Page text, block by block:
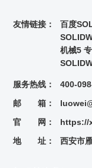
友情链接： 百度
机械5
服务热线：
400-
邮 箱：
官 网：
https://
地 址：
西安市